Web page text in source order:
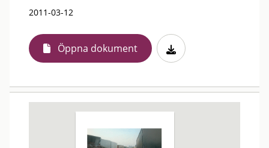
2011-03-12
Öppna dokument